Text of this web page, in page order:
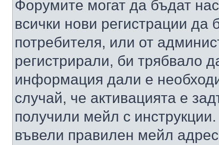
Форумите могат да бъдат
всички нови регистрации да
потребителя, или от
регистрирали, би трябвало
информация дали е
случай, че активацията е
получили мейл с
въвели правилен мейл